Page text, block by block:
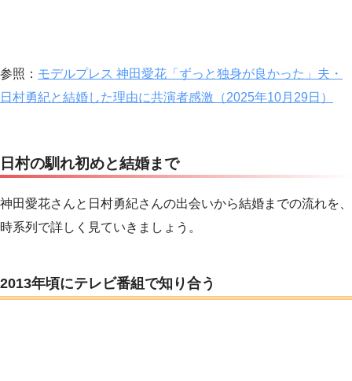
参照： モデルプレス 神田愛花「ずっと独身が良かった」夫・
日村勇紀と結婚した理由に共演者感激（2025年10月29日）
日村の馴れ初めと結婚まで
神田愛花さんと日村勇紀さんの出会いから結婚までの流れを、
時系列で詳しく見ていきましょう。
2013年頃にテレビ番組で知り合う